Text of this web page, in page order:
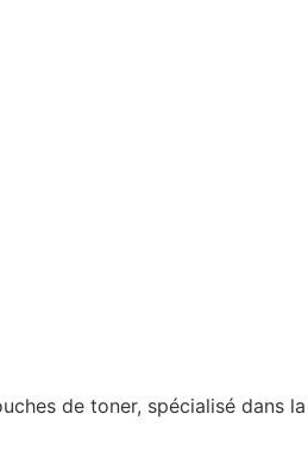
de toner, spécialisé dans